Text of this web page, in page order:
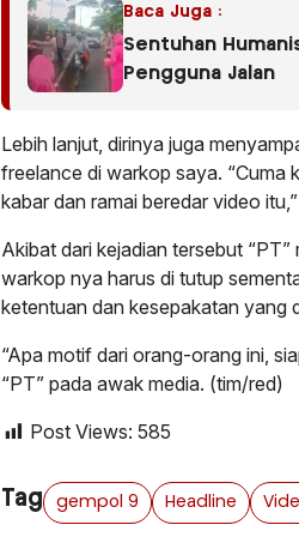
Baca Juga :
Sentuhan
Pengguna Jalan
Lebih lanjut, dirinya juga
freelance di warkop saya. “Cuma
kabar dan ramai beredar video
Akibat dari kejadian tersebut
warkop nya harus di tutup
ketentuan dan kesepakatan yang
“Apa motif dari orang-orang ini,
“PT” pada awak media. (tim/red)
Post Views: 585
Tag gempol 9 Headline